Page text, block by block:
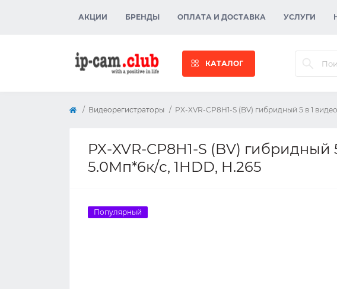
АКЦИИ БРЕНДЫ ОПЛАТА И ДОСТАВКА УСЛУГИ
КАТАЛОГ
Видеорегистраторы PX-XVR-CP8H1-S (BV) гибридный 5 в 1
PX-XVR-CP8H1-S (BV)
5.0Мп*6к/с, 1HDD, H.265
Популярный